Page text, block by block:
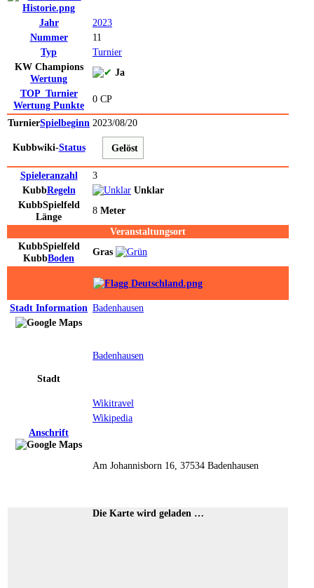
Jahr
2023
Nummer
11
Typ
Turnier
KW Champions
Wertung
Ja
TOP_Turnier
Wertung Punkte
0 CP
TurnierSpielbeginn 2023/08/20
Kubbwiki-Status Gelöst
Spieleranzahl
3
KubbRegeln
Unklar
KubbSpielfeld
Länge
8 Meter
Veranstaltungsort
KubbSpielfeld
KubbBoden
Gras
Stadt Information Badenhausen
Stadt
Badenhausen
Wikitravel
Wikipedia
Anschrift
Am Johannisborn 16, 37534 Badenhausen
Die Karte wird geladen …